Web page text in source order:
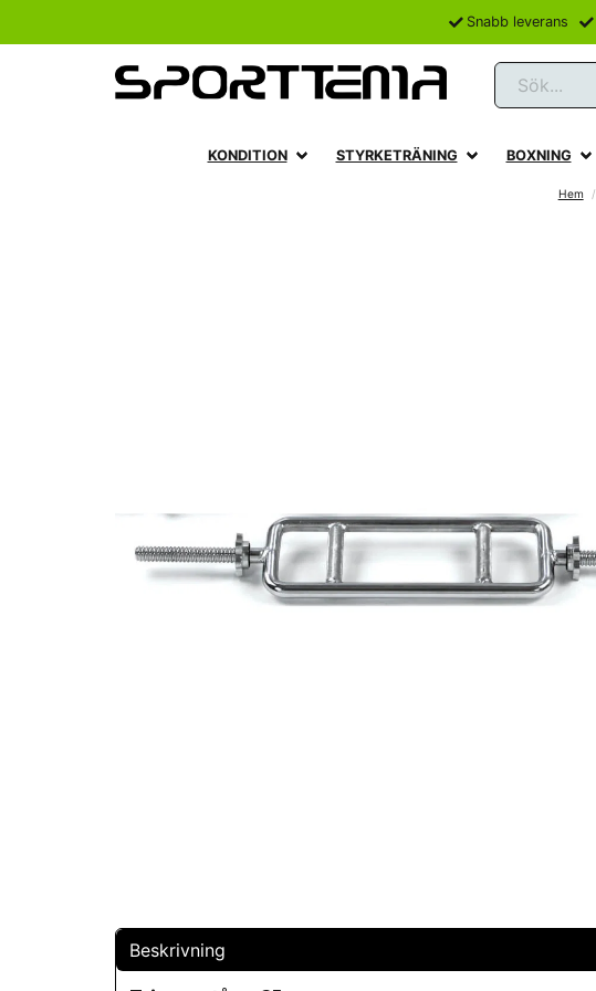
Snabb leverans
Sök...
KONDITION STYRKETRÄNING BOXNING
Hem
Beskrivning